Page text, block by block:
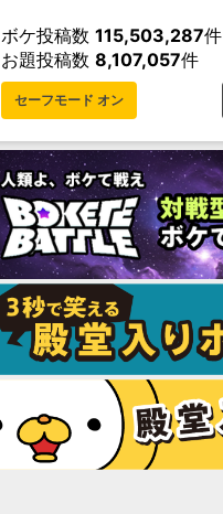
ボケ投稿数 115,503,287件
お題投稿数 8,107,057件
セーフモード オン